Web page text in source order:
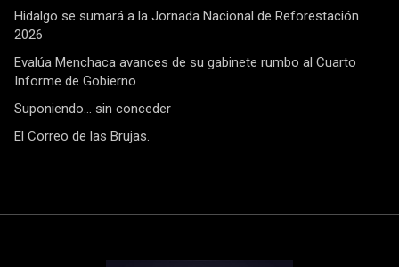
Hidalgo se sumará a la Jornada Nacional de Reforestación
2026
Evalúa Menchaca avances de su gabinete rumbo al Cuarto
Informe de Gobierno
Suponiendo… sin conceder
El Correo de las Brujas.